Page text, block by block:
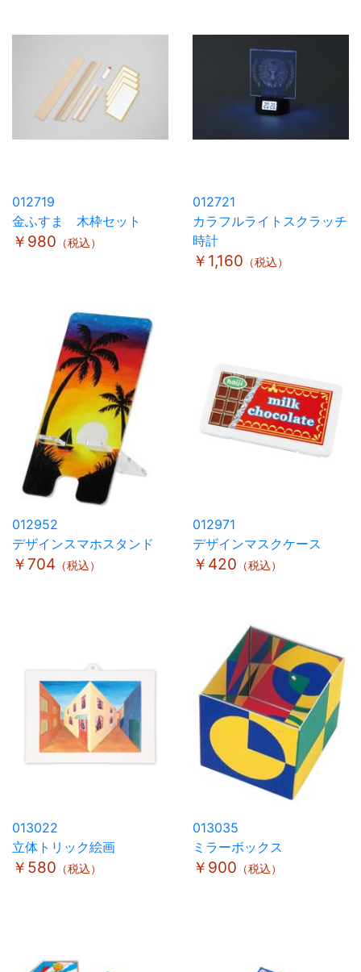
012719
金ふすま 木枠セット
￥980 （税込）
012721
カラフルライトスクラッチ
時計
￥1,160 （税込）
012952
デザインスマホスタンド
￥704 （税込）
012971
デザインマスクケース
￥420 （税込）
013022
立体トリック絵画
￥580 （税込）
013035
ミラーボックス
￥900 （税込）